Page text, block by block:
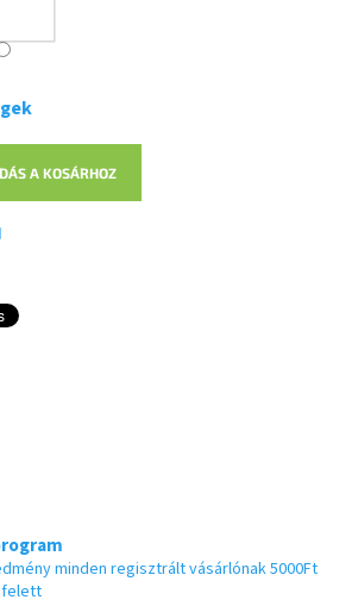
A KOSÁRHOZ
minden regisztrált vásárlónak 5000Ft
felett